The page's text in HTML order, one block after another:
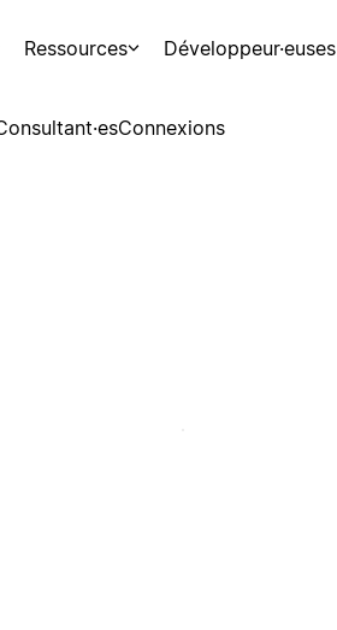
Ressources Développeur·euses
Connexions